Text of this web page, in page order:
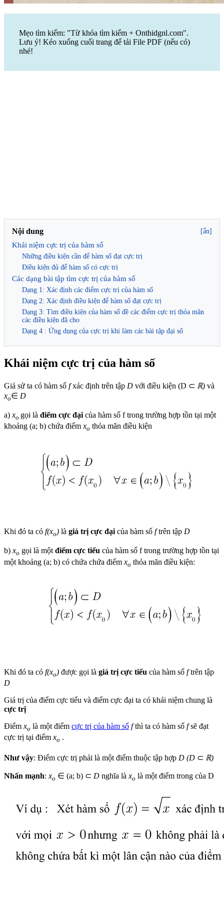
Mẹo tìm kiếm: "Từ khóa tìm kiếm + Onthidgnl.com".
Lưu ý! Kéo xuống cuối trang để tải File PDF (nếu có)
nhé!
Nội dung [ẩn]
Khái niệm cực trị của hàm số
Những điều kiện cần để hàm số đạt cực trị
Điều kiện đủ để hàm số có cực trị
Các dạng bài tập tìm cực trị của hàm số
Dạng 1: Xác định các điểm cực trị của hàm số
Dạng 2: Xác định điều kiện để hàm số đạt cực trị
Dạng 3: Tìm điều kiện của hàm số đề các điểm cực trị thỏa mãn
các điều kiện đã cho
Dạng 4 : Ứng dụng của cực trị khi làm các bài tập đại số
Khái niệm cực trị của hàm số
Giả sử ta có hàm số fxác định trên tập D với điều kiện (D ⊂ ℝ) và
xo∈ D
a) xo gọi là điểm cực đại của hàm số f trong trường hợp tồn tại một
khoảng (a; b) chứa điểm xo thỏa mãn điều kiện
Khi đó ta có f(xo) là giá trị cực đại của hàm số ftrên tập D
b)xo gọi là mộtđiểm cực tiểu của hàm số f trong trường hợp tồn tại
một khoảng (a; b) có chứa chứa điểm xo thỏa mãn điều kiện:
Khi đó ta có f(xo) được gọi là giá trị cực tiểu của hàm số ftrên tập
D
Giá trị của điểm cực tiểu và điểm cực đại ta có khái niệm chung là
cực trị
Điểm xo là một điểm cực trị của hàm số fthì ta có hàm số fsẽ đạt
cực trị tại điểm xo .
Như vậy: Điểm cực trị phải là một điểm thuộc tập hợp D (D ⊂ ℝ)
Nhấn mạnh:xo ∈ (a; b) ⊂ D nghĩa làxo là một điểm trong của D